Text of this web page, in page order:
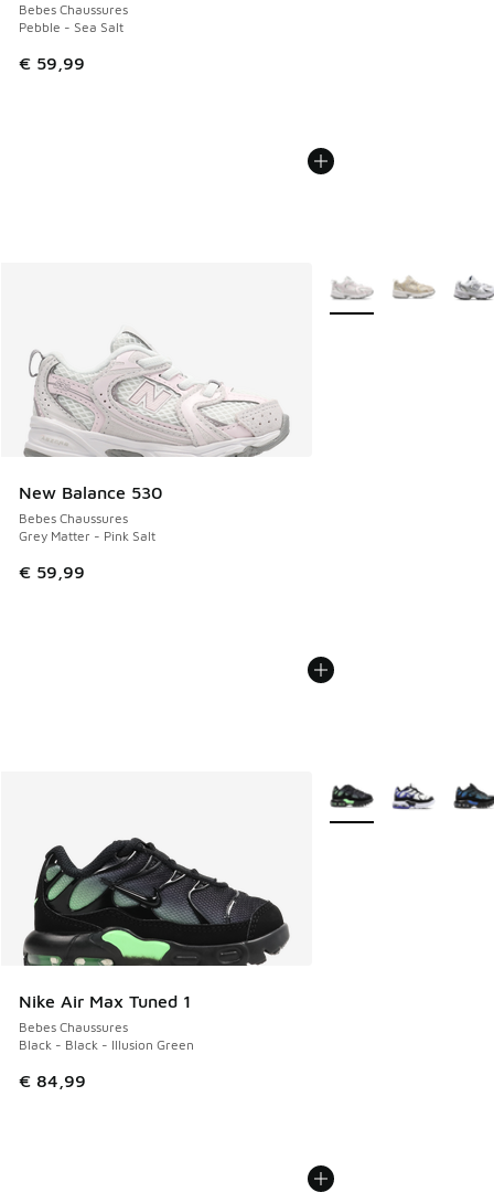
Bebes Chaussures
Pebble - Sea Salt
€ 59,99
New Balance 530
Bebes Chaussures
Grey Matter - Pink Salt
€ 59,99
Plus de couleurs
Nike Air Max Tuned 1
Bebes Chaussures
Black - Black - Illusion Green
€ 84,99
Plus de couleurs